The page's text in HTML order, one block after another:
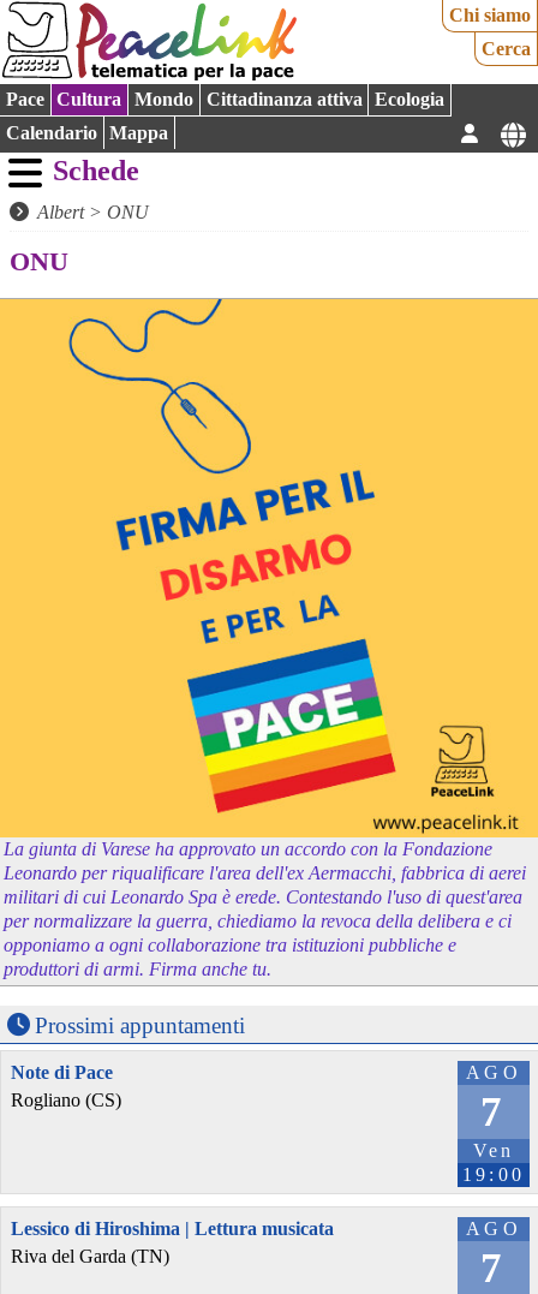
Chi siamo
Cerca
Pace Cultura Mondo Cittadinanza attiva
Ecologia
Calendario
Mappa
Schede
Albert>ONU
ONU
La giunta di Varese ha approvato un accordo con la Fondazione
Leonardo per riqualificare l'area dell'ex Aermacchi, fabbrica di aerei
militari di cui Leonardo Spa è erede. Contestando l'uso di quest'area
per normalizzare la guerra, chiediamo la revoca della delibera e ci
opponiamo a ogni collaborazione tra istituzioni pubbliche e
produttori di armi. Firma anche tu.
Prossimi appuntamenti
AGO
7
Ven
19:00
Note di Pace
Rogliano (CS)
AGO
7
Lessico di Hiroshima | Lettura musicata
Riva del Garda (TN)